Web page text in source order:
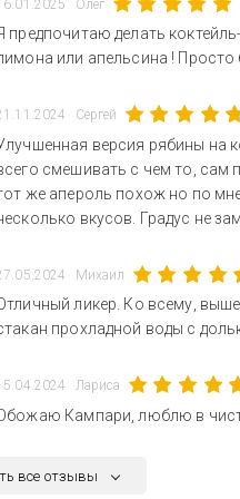
Олег
предпочитаю делать
или апельсина ! Просто
Сергей
версия рябины на
смешивать с чем то, сам
же апероль похож но по
вкусов. Градус не
Михаил
ликер. Ко всему,
прохладной воды с
Лариса
Кампари, люблю в
все отзывы